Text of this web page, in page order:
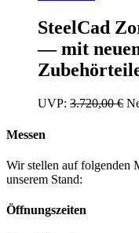
SteelCad
— mit
UVP: 3.720,00€
Messen
Wir stellen auf folgenden
unserem Stand:
Öffnungszeiten